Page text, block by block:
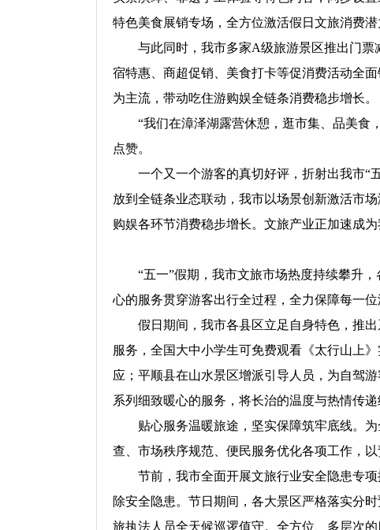
特色美食展销专场，全方位激活假日文旅消费潜
与此同时，我市多家A级旅游景区推出门票
宿特惠、商超促销、美食打卡等促消费活动全
为主流，带动吃住游购娱全链条消费稳步增长。
“我们在漳泽湖露营休憩，逛市集、品美食，
点赞。
一个又一个游客的真切好评，折射出我市“五
放到全链条业态联动，我市以场景创新激活市
购娱各环节消费稳步增长。文旅产业正加速成
“五一”假期，我市文旅市场热度持续攀升，
心的服务贯穿游客出行全过程，全力保障每一
假日期间，我市各县区立足自身特色，推出
服务，全国大中小学生可免费观看《太行山上
应；平顺县在山水景区增派引导人员，为自驾
系列细致暖心的服务，将长治的温度与热情传递
贴心服务温暖旅途，坚实保障筑牢底线。为
查、市场秩序规范、便民服务优化各项工作，
节前，我市全面开展文旅行业安全隐患专项
除安全隐患。节日期间，各大景区严格落实分
旅执法人员全天候巡逻值守。全方位、多层次